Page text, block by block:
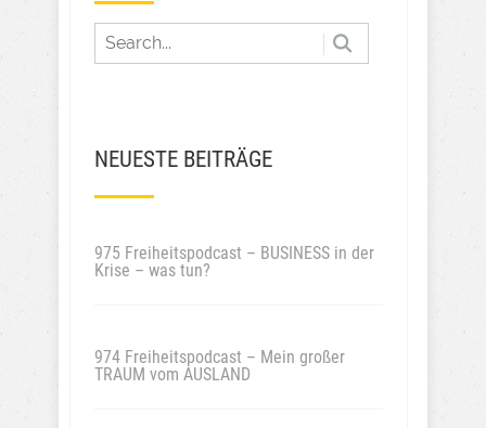
NEUESTE BEITRÄGE
975 Freiheitspodcast – BUSINESS in der
Krise – was tun?
974 Freiheitspodcast – Mein großer
TRAUM vom AUSLAND